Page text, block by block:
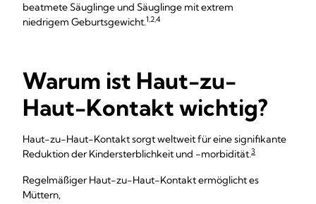
beatmete Säuglinge und Säuglinge mit extrem
niedrigem Geburtsgewicht.1,2,4
Warum ist Haut-zu-
Haut-Kontakt wichtig?
Haut-zu-Haut-Kontakt sorgt weltweit für eine signifikante
Reduktion der Kindersterblichkeit und -morbidität.3
Regelmäßiger Haut-zu-Haut-Kontakt ermöglicht es
Müttern,